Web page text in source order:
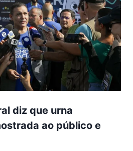
diz que urna
ao público e